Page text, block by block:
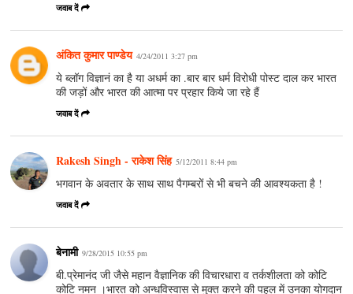
जवाब दें
अंकित कुमार पाण्डेय 4/24/2011 3:27 pm
ये ब्लॉग विज्ञानं का है या अधर्म का .बार बार धर्म विरोधी पोस्ट दाल कर भारत
की जड़ों और भारत की आत्मा पर प्रहार किये जा रहे हैं
जवाब दें
Rakesh Singh - राकेश सिंह 5/12/2011 8:44 pm
भगवान के अवतार के साथ साथ पैगम्बरों से भी बचने की आवश्यकता है !
जवाब दें
बेनामी 9/28/2015 10:55 pm
बी.प्रेमानंद जी जैसे महान वैज्ञानिक की विचारधारा व तर्कशीलता को कोटि
कोटि नमन ।भारत को अन्धविस्वास से मुक्त करने की पहल में उनका योगदान